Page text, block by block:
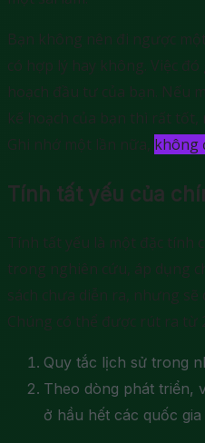
Bạn không nên đi ngược
có hợp lý hay không. Việc
hoạch đầu tư của bạn. Nếu
kế hoạch của bạn thì rất
Ghi nhớ một lần nữa, không
Tính tất yếu của
Tính tất yếu là một đặc tính
trong nghiên cứu, áp dụng
sách chưa diễn ra, nhưng
Chúng có thể được rút ra từ
Quy tắc lịch sử trong
Theo dòng phát triển,
ở hầu hết các quốc